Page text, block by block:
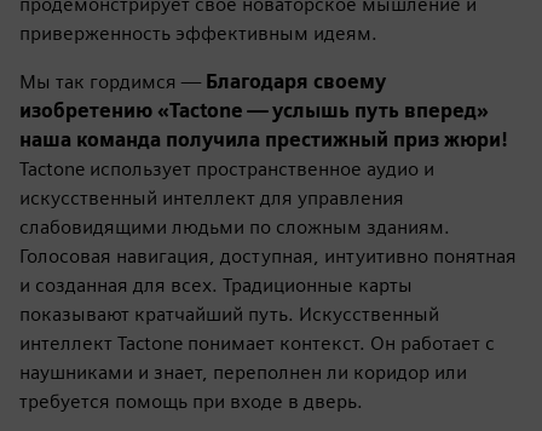
приверженность эффективным идеям.
Мы так гордимся —Благодаря своему
изобретению «Tactone — услышь путь вперед»
наша команда получила престижный приз жюри!
Tactone использует пространственное аудио и
искусственный интеллект для управления
слабовидящими людьми по сложным зданиям.
Голосовая навигация, доступная, интуитивно понятная
и созданная для всех. Традиционные карты
показывают кратчайший путь. Искусственный
интеллект Tactone понимает контекст. Он работает с
наушниками и знает, переполнен ли коридор или
требуется помощь при входе в дверь.